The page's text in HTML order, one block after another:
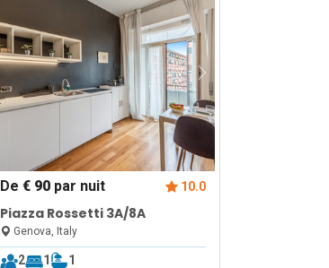
De € 90par nuit 10.0
Piazza Rossetti 3A/8A
Genova, Italy
2 1 1